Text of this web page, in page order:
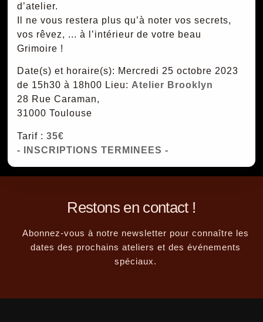
d’atelier.
Il ne vous restera plus qu’à noter vos secrets,
vos rêvez, ... à l’intérieur de votre beau
Grimoire !
Date(s) et horaire(s): Mercredi 25 octobre 2023
de 15h30 à 18h00 Lieu: Atelier Brooklyn
28 Rue Caraman,
31000 Toulouse
Tarif : 35€
- INSCRIPTIONS TERMINEES -
Restons en contact !
Abonnez-vous à notre newsletter pour connaître les
dates des prochains ateliers et des événements
spéciaux.